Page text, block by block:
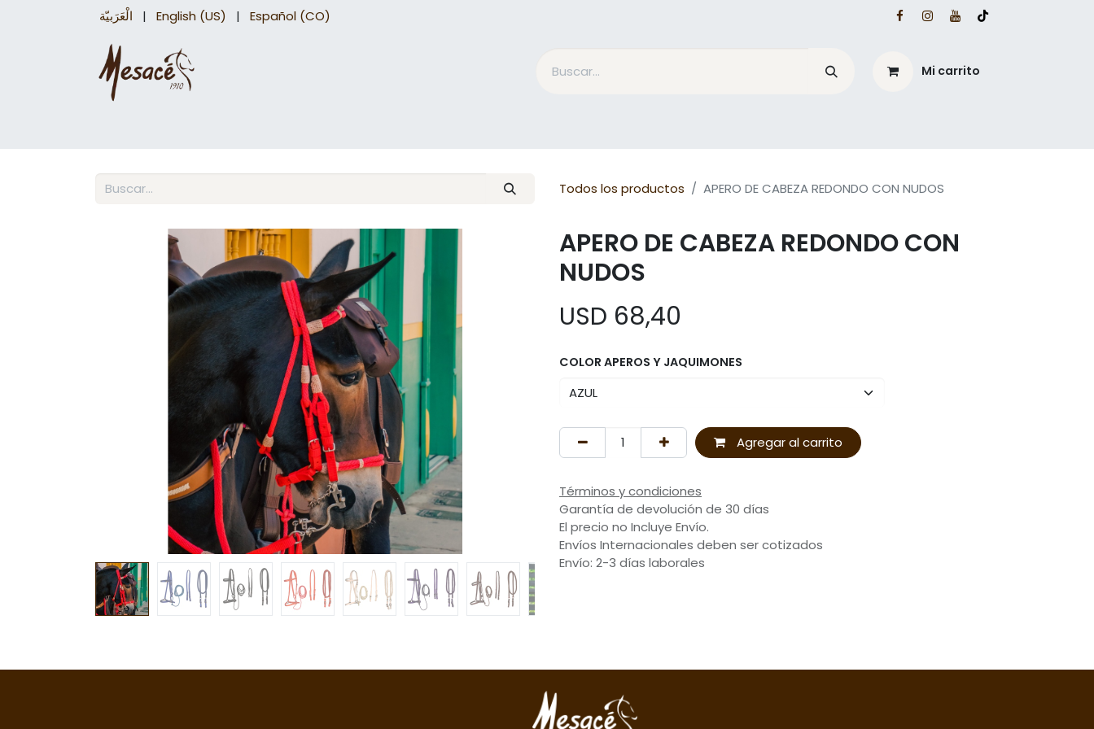
الْعَرَبيّة | English (US) | Español (CO)
Mi carrito
Todos los productos APERO DE CABEZA REDONDO CON NUDOS
APERO DE CABEZA REDONDO CON
NUDOS
USD 68,40
COLOR APEROS Y JAQUIMONES
Agregar al carrito
Términos y condiciones
Garantía de devolución de 30 días
El precio no Incluye Envío.
Envíos Internacionales deben ser cotizados
Envío: 2-3 días laborales